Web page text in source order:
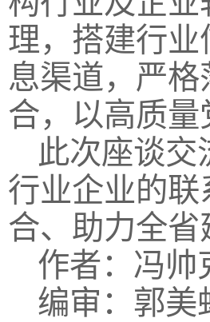
理，搭建行
息渠道，严
合，以高质
此次座谈交
行业企业的
合、助力全
作者：冯帅
编审：郭美